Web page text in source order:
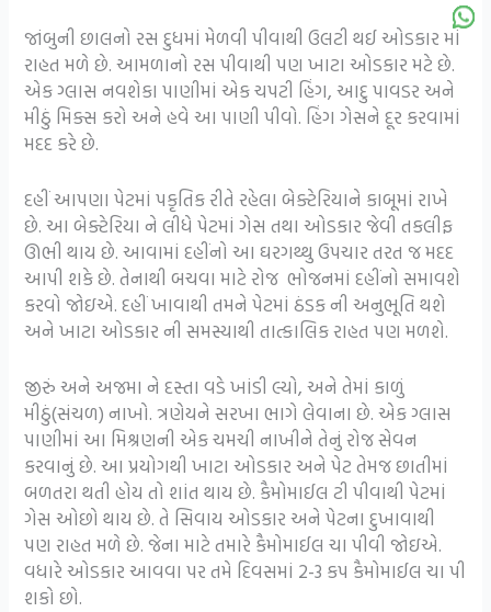
જાંબુની છાલનો રસ દુધમાં મેળવી પીવાથી ઉલટી થઈ ઓડકાર માં
રાહત મળે છે. આમળાનો રસ પીવાથી પણ ખાટા ઓડકાર મટે છે.
એક ગ્લાસ નવશેકા પાણીમાં એક ચપટી હિંગ, આદુ પાવડર અને
મીઠું મિક્સ કરો અને હવે આ પાણી પીવો. હિંગ ગેસને દૂર કરવામાં
મદદ કરે છે.
દહીં આપણા પેટમાં પકૃતિક રીતે રહેલા બેક્ટેરિયાને કાબૂમાં રાખે
છે. આ બેક્ટેરિયા ને લીધે પેટમાં ગેસ તથા ઓડકાર જેવી તકલીફ
ઊભી થાય છે. આવામાં દહીંનો આ ઘરગથ્થુ ઉપચાર તરત જ મદદ
આપી શકે છે. તેનાથી બચવા માટે રોજ ભોજનમાં દહીંનો સમાવશે
કરવો જોઇએ. દહીં ખાવાથી તમને પેટમાં ઠંડક ની અનુભૂતિ થશે
અને ખાટા ઓડકાર ની સમસ્યાથી તાત્કાલિક રાહત પણ મળશે.
જીરું અને અજમા ને દસ્તા વડે ખાંડી લ્યો, અને તેમાં કાળું
મીઠું(સંચળ) નાખો. ત્રણેયને સરખા ભાગે લેવાના છે. એક ગ્લાસ
પાણીમાં આ મિશ્રણની એક ચમચી નાખીને તેનું રોજ સેવન
કરવાનું છે. આ પ્રયોગથી ખાટા ઓડકાર અને પેટ તેમજ છાતીમાં
બળતરા થતી હોય તો શાંત થાય છે. કૈમોમાઈલ ટી પીવાથી પેટમાં
ગેસ ઓછો થાય છે. તે સિવાય ઓડકાર અને પેટના દુખાવાથી
પણ રાહત મળે છે. જેના માટે તમારે કૈમોમાઈલ ચા પીવી જોઇએ.
વધારે ઓડકાર આવવા પર તમે દિવસમાં 2-3 કપ કૈમોમાઈલ ચા પી
શકો છો.